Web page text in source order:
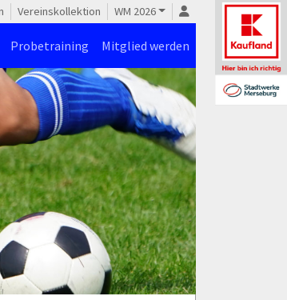
Vereinskollektion WM 2026
Probetraining Mitglied werden